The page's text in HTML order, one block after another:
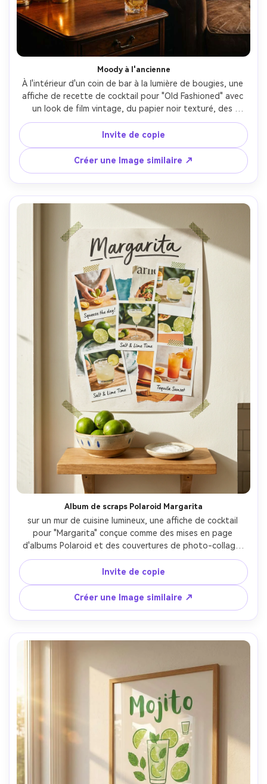
Moody à l'ancienne
À l'intérieur d'un coin de bar à la lumière de bougies, une
affiche de recette de cocktail pour "Old Fashioned" avec
un look de film vintage, du papier noir texturé, des
monogrammes en feuille d'or comme emblème et une liste
d'ingrédients minimaliste; Chaise en cuir et verre de
whisky sur table d'appoint; éclairage discret avec
clignotement de bougie et remplissage doux; Fujifilm GFX
100S, 80mm; composition directe, contraste riche,
ombres naturelles, texture d'impression photoréaliste,
haute résolution, prêt à imprimer 300 DPI- -ar 4:5
Invite de copie
Créer une Image similaire ↗
Album de scraps Polaroid Margarita
sur un mur de cuisine lumineux, une affiche de cocktail
pour "Margarita" conçue comme des mises en page
d'albums Polaroid et des couvertures de photo-collage,
avec des coins collés et des légende ludiques; Décoré
avec un petit bol à citron vert et un saloir sur une étagère
à proximité; Lumière du jour diffuse à midi; Sony A7R IV,
35mm; Cadre vertical, humeur joyeuse, brillance réaliste du
papier, mise au point nette, haute résolution, maquette
d'affiche 300 DPI prête à l'impression-AR 4:5
Invite de copie
Créer une Image similaire ↗